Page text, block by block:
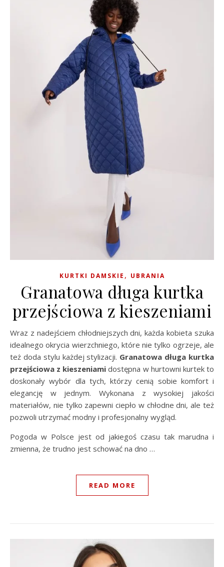
KURTKI DAMSKIE , UBRANIA
Granatowa długa kurtka
przejściowa z kieszeniami
Wraz z nadejściem chłodniejszych dni, każda kobieta szuka
idealnego okrycia wierzchniego, które nie tylko ogrzeje, ale
też doda stylu każdej stylizacji. Granatowa długa kurtka
przejściowa z kieszeniami dostępna w hurtowni kurtek to
doskonały wybór dla tych, którzy cenią sobie komfort i
elegancję w jednym. Wykonana z wysokiej jakości
materiałów, nie tylko zapewni ciepło w chłodne dni, ale też
pozwoli utrzymać modny i profesjonalny wygląd.
Pogoda w Polsce jest od jakiegoś czasu tak marudna i
zmienna, że trudno jest schować na dno …
READ MORE